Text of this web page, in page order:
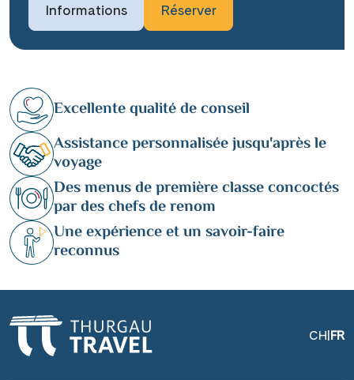
Informations Réserver
Excellente qualité de conseil
Assistance personnalisée jusqu'après le
voyage
Des menus de première classe concoctés
par des chefs de renom
Une expérience et un savoir-faire
reconnus
CH|FR